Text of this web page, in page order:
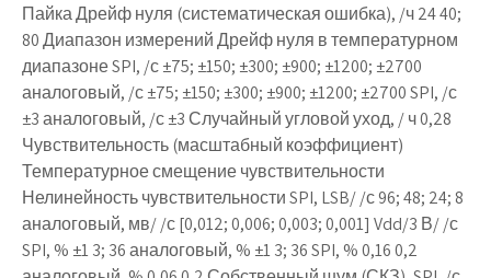
Пайка Дрейф нуля (систематическая ошибка), /ч 24 40;
80 Диапазон измерений Дрейф нуля в температурном
диапазоне SPI, /с ±75; ±150; ±300; ±900; ±1200; ±2700
аналоговый, /с ±75; ±150; ±300; ±900; ±1200; ±2700 SPI, /с
±3 аналоговый, /с ±3 Случайный угловой уход, / ч 0,28
Чувствительность (масштабный коэффициент)
Температурное смещение чувствительности
Нелинейность чувствительности SPI, LSB/ /с 96; 48; 24; 8
аналоговый, мв/ /с [0,012; 0,006; 0,003; 0,001] Vdd/3 В/ /с
SPI, % ±1 3; 36 аналоговый, % ±1 3; 36 SPI, % 0,16 0,2